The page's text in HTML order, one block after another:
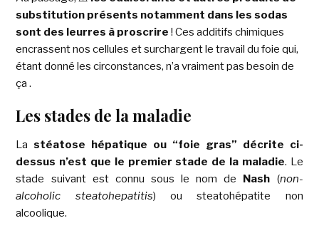
substitution présents notamment dans les sodas
sont des leurres à proscrire ! Ces additifs chimiques
encrassent nos cellules et surchargent le travail du foie qui,
étant donné les circonstances, n’a vraiment pas besoin de
ça .
Les stades de la maladie
Lastéatose hépatique ou “foie gras” décrite ci-
dessus n’est que le premier stade de la maladie. Le
stade suivant est connu sous le nom de Nash (non-
alcoholic steatohepatitis) ou steatohépatite non
alcoolique.